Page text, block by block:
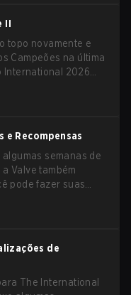
II
topo novamente e
Campeões na última
International 2026
Recompensas
semanas de
Valve também
pode fazer suas
de
The International